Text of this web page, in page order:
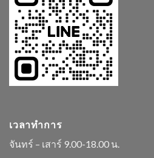
เวลาทำการ
จันทร์ – เสาร์ 9.00-18.00 น.